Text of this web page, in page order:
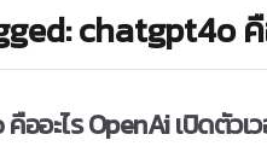
chatgpt4o คื
ออะไร OpenAi เปิดตัวเ